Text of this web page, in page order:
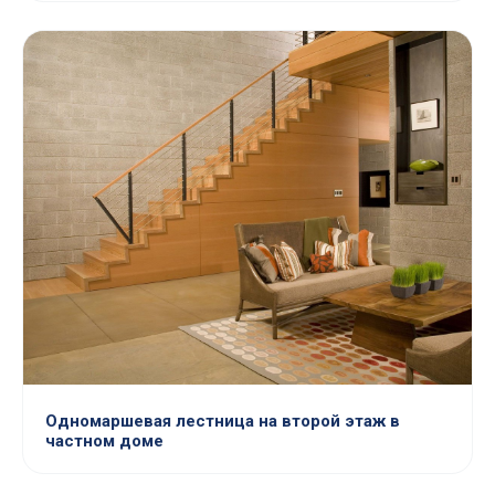
Одномаршевая лестница на второй этаж в
частном доме